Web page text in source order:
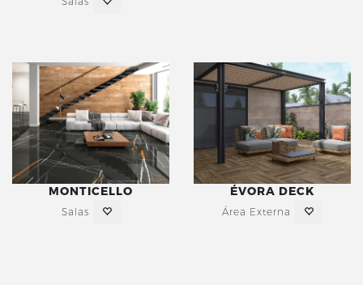
MONTICELLO
Salas
ÉVORA DECK
Área Externa